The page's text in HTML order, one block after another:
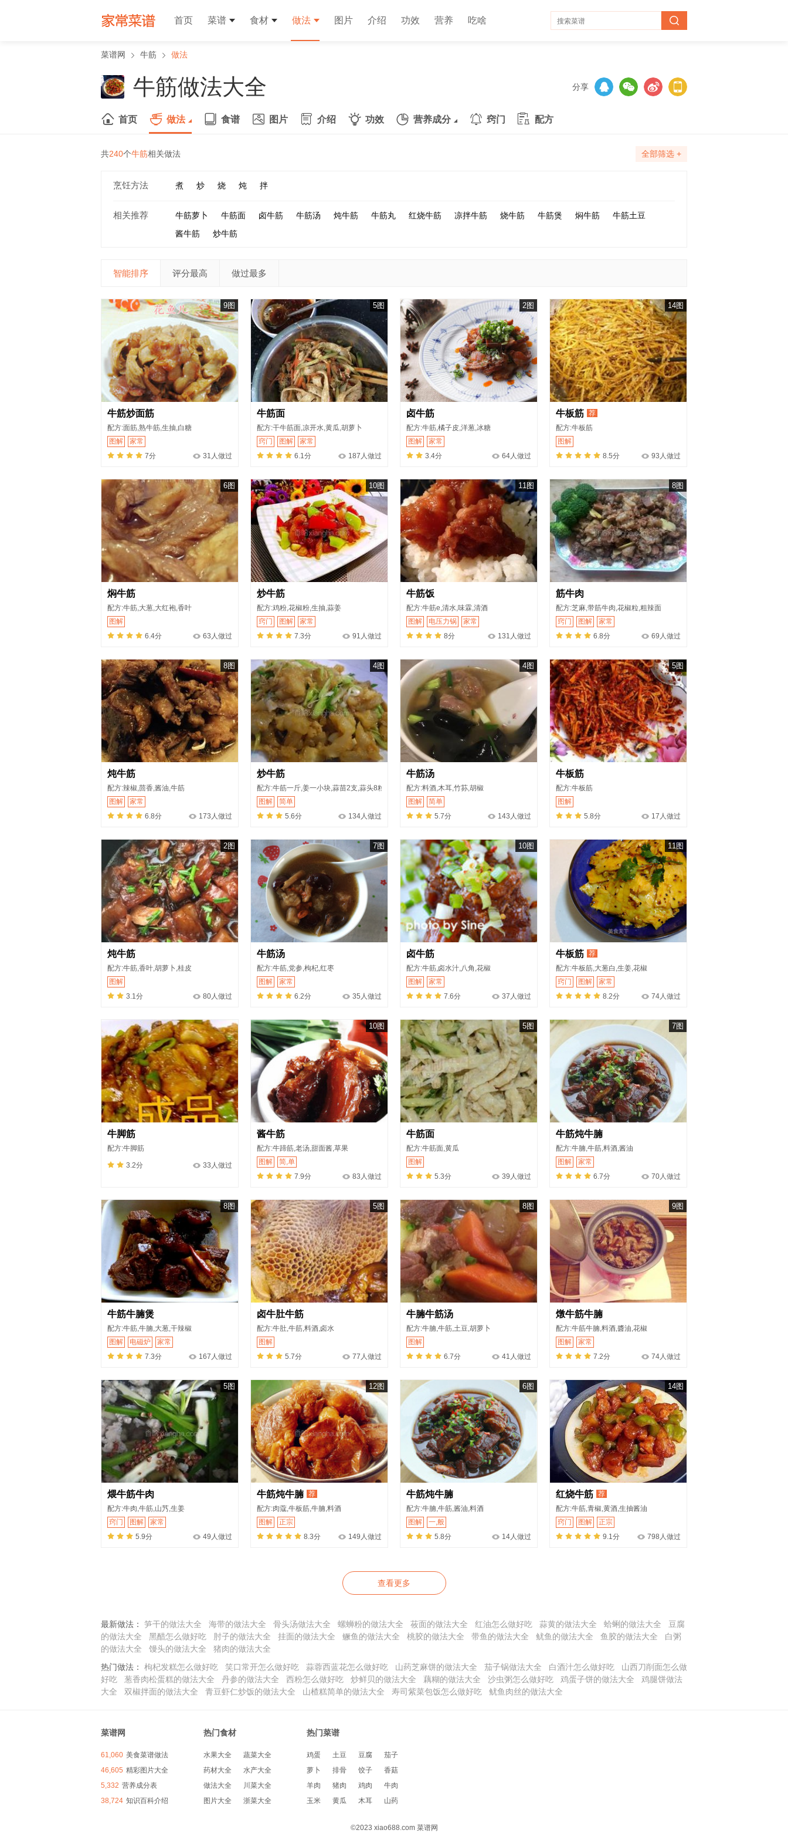
首页 菜谱 食材 做法 图片 介绍 功效 营养 吃啥
菜谱网 牛筋 做法
牛筋做法大全 分享
首页 做法 食谱 图片 介绍 功效 营养成分 窍门 配方
共240个牛筋相关做法 全部筛选 +
烹饪方法 煮 炒 烧 炖 拌
相关推荐 牛筋萝卜 牛筋面 卤牛筋 牛筋汤 炖牛筋 牛筋丸 红烧牛筋 凉拌牛筋 烧牛筋 牛筋煲 焖牛筋
牛筋土豆
酱牛筋
炒牛筋
智能排序 评分最高 做过最多
9图
牛筋炒面筋
配方:面筋,熟牛筋,生抽,白糖
图解
家常
7分
31人做过
5图
牛筋面
配方:干牛筋面,凉开水,黄瓜,胡萝卜
窍门
图解
家常
6.1分
187人做过
2图
卤牛筋
配方:牛筋,橘子皮,洋葱,冰糖
图解
家常
3.4分
64人做过
14图
牛板筋 荐
配方:牛板筋
图解
8.5分
93人做过
6图
焖牛筋
配方:牛筋,大葱,大红袍,香叶
图解
6.4分
63人做过
10图
炒牛筋
配方:鸡粉,花椒粉,生抽,蒜姜
窍门
图解
家常
7.3分
91人做过
11图
牛筋饭
配方:牛筋e,清水,味霖,清酒
图解
电压力锅
家常
8分
131人做过
8图
筋牛肉
配方:芝麻,带筋牛肉,花椒粒,粗辣面
窍门
图解
家常
6.8分
69人做过
8图
炖牛筋
配方:辣椒,茴香,酱油,牛筋
图解
家常
6.8分
173人做过
4图
炒牛筋
配方:牛筋一斤,姜一小块,蒜苗2支,蒜头8粒
图解
简单
5.6分
134人做过
4图
牛筋汤
配方:料酒,木耳,竹荪,胡椒
图解
简单
5.7分
143人做过
5图
牛板筋
配方:牛板筋
图解
5.8分
17人做过
2图
炖牛筋
配方:牛筋,香叶,胡萝卜,桂皮
图解
3.1分
80人做过
7图
牛筋汤
配方:牛筋,党参,枸杞,红枣
图解
家常
6.2分
35人做过
10图
卤牛筋
配方:牛筋,卤水汁,八角,花椒
图解
家常
7.6分
37人做过
11图
牛板筋 荐
配方:牛板筋,大葱白,生姜,花椒
窍门
图解
家常
8.2分
74人做过
牛脚筋
配方:牛脚筋
3.2分 33人做过
10图
酱牛筋
配方:牛蹄筋,老汤,甜面酱,草果
图解
简,单
7.9分
83人做过
5图
牛筋面
配方:牛筋面,黄瓜
图解
5.3分
39人做过
7图
牛筋炖牛腩
配方:牛腩,牛筋,料酒,酱油
图解
家常
6.7分
70人做过
8图
牛筋牛腩煲
配方:牛筋,牛腩,大葱,干辣椒
图解
电磁炉
家常
7.3分
167人做过
5图
卤牛肚牛筋
配方:牛肚,牛筋,料酒,卤水
图解
5.7分
77人做过
8图
牛腩牛筋汤
配方:牛腩,牛筋,土豆,胡萝卜
图解
6.7分
41人做过
9图
燉牛筋牛腩
配方:牛筋牛腩,料酒,醬油,花椒
图解
家常
7.2分
74人做过
5图
煨牛筋牛肉
配方:牛肉,牛筋,山艿,生姜
窍门
图解
家常
5.9分
49人做过
12图
牛筋炖牛腩 荐
配方:肉蔻,牛板筋,牛腩,料酒
图解
正宗
8.3分
149人做过
6图
牛筋炖牛腩
配方:牛腩,牛筋,酱油,料酒
图解
一,般
5.8分
14人做过
14图
红烧牛筋 荐
配方:牛筋,青椒,黄酒,生抽酱油
窍门
图解
正宗
9.1分
798人做过
查看更多
最新做法： 笋干的做法大全 海带的做法大全 骨头汤做法大全 螺蛳粉的做法大全 莜面的做法大全 红油怎么做好吃 蒜黄的做法大全 蛤蜊的做法大全
豆腐
的做法大全
黑醋怎么做好吃 肘子的做法大全 挂面的做法大全 鳜鱼的做法大全 桃胶的做法大全 带鱼的做法大全 鱿鱼的做法大全 鱼胶的做法大全
白粥
的做法大全
馒头的做法大全
猪肉的做法大全
热门做法：
枸杞发糕怎么做好吃 笑口常开怎么做好吃 蒜蓉西蓝花怎么做好吃 山药芝麻饼的做法大全 茄子锅做法大全 白酒汁怎么做好吃
山西刀削面怎么做
好吃
葱香肉松蛋糕的做法大全 丹参的做法大全 西粉怎么做好吃 炒鲜贝的做法大全 藕糊的做法大全 沙虫粥怎么做好吃 鸡蛋子饼的做法大全
鸡腿饼做法
大全
双椒拌面的做法大全 青豆虾仁炒饭的做法大全 山楂糕简单的做法大全 寿司紫菜包饭怎么做好吃 鱿鱼肉丝的做法大全
菜谱网
61,060 美食菜谱做法
46,605 精彩图片大全
5,332 营养成分表
38,724 知识百科介绍
热门食材
水果大全
药材大全
做法大全
图片大全
蔬菜大全
水产大全
川菜大全
浙菜大全
热门菜谱
鸡蛋
萝卜
羊肉
玉米
土豆
排骨
猪肉
黄瓜
豆腐
饺子
鸡肉
木耳
茄子
香菇
牛肉
山药
©2023 xiao688.com 菜谱网